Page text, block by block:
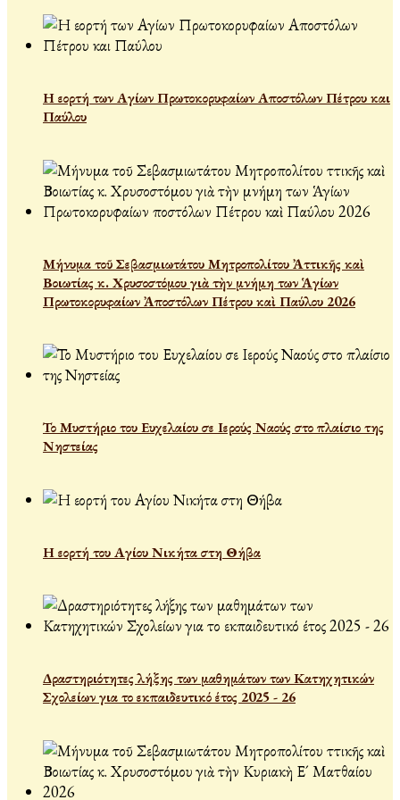
Η εορτή των Αγίων Πρωτοκορυφαίων Αποστόλων Πέτρου και
Παύλου
Μήνυμα τοῦ Σεβασμιωτάτου Μητροπολίτου Ἀττικῆς καὶ
Βοιωτίας κ. Χρυσοστόμου γιὰ τὴν μνήμη των Ἁγίων
Πρωτοκορυφαίων Ἀποστόλων Πέτρου καὶ Παύλου 2026
Το Μυστήριο του Ευχελαίου σε Ιερούς Ναούς στο πλαίσιο της
Νηστείας
Η εορτή του Αγίου Νικήτα στη Θήβα
Δραστηριότητες λήξης των μαθημάτων των Κατηχητικών
Σχολείων για το εκπαιδευτικό έτος 2025 - 26